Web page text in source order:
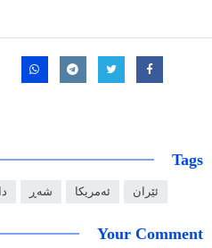
Tags
ئێران ئەمریکا شەڕ
Your Comment